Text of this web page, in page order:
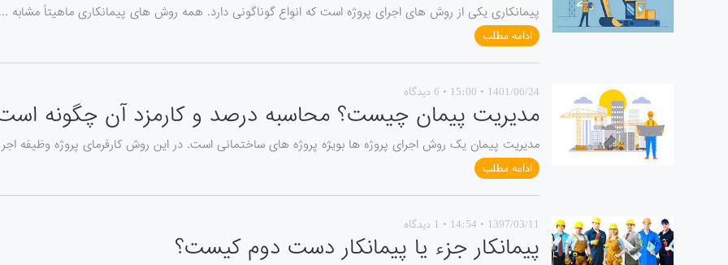
پیمانکاری یکی از روش های اجرای پروژه است که انواع گوناگونی دارد. همه روش های پیمانکاری ماهیتاً مشابه
ادامه مطلب
1401/06/24 • 15:00 • 6 دیدگاه
مدیریت پیمان چیست؟ محاسبه درصد و کارمزد آن چگونه
مدیریت پیمان یک روش اجرای پروژه ها بویژه پروژه های ساختمانی است. در این روش کارفرمای پروژه وظیفه
ادامه مطلب
1397/03/11 • 14:54 • 1 دیدگاه
پیمانکار جزء یا پیمانکار دست دوم کیست؟